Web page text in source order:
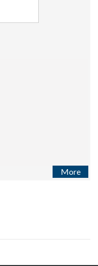
More